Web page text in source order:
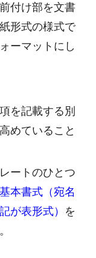
付け部を文書
形式の様式で
ーマットにし
を記載する別
めていること
ートのひとつ
本書式（宛名
が表形式） を